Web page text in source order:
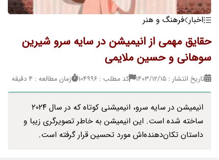
اخبار فرهنگ و هنر
حقایق مهمی از انیمیشن در سایه سرو شیرین
سوهانی و حسین ملایمی
تاریخ انتشار : ۱۴۰۳/۱۲/۱۵ کد مطلب : 104996 زمان مطالعه : 4 دقیقه
انیمیشن در سایه سرو، انیمیشنی کوتاه که در سال ۲۰۲۴
ساخته شده است. این انیمیشن به خاطر تصویرگری زیبا و
داستان تکان‌دهنده‌اش مورد تحسین قرار گرفته است.